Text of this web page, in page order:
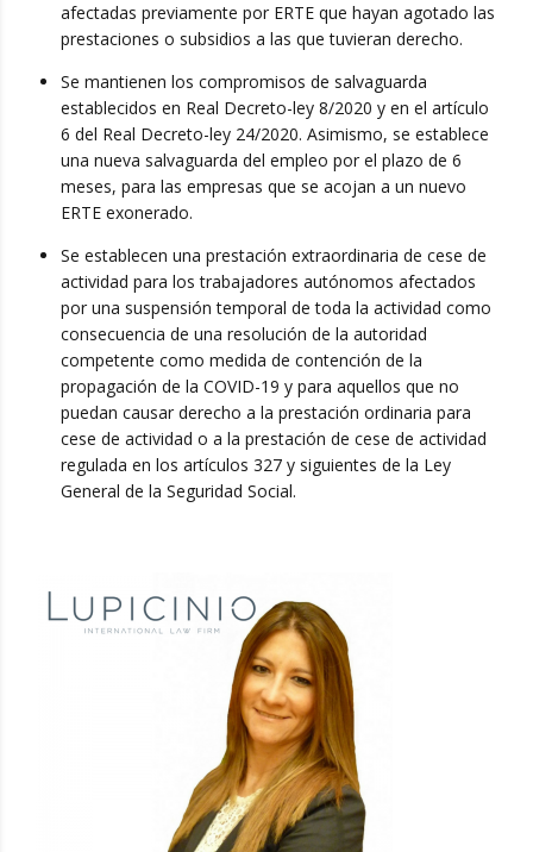
afectadas previamente por ERTE que hayan agotado las
prestaciones o subsidios a las que tuvieran derecho.
Se mantienen los compromisos de salvaguarda
establecidos en Real Decreto-ley 8/2020 y en el artículo
6 del Real Decreto-ley 24/2020. Asimismo, se establece
una nueva salvaguarda del empleo por el plazo de 6
meses, para las empresas que se acojan a un nuevo
ERTE exonerado.
Se establecen una prestación extraordinaria de cese de
actividad para los trabajadores autónomos afectados
por una suspensión temporal de toda la actividad como
consecuencia de una resolución de la autoridad
competente como medida de contención de la
propagación de la COVID-19 y para aquellos que no
puedan causar derecho a la prestación ordinaria para
cese de actividad o a la prestación de cese de actividad
regulada en los artículos 327 y siguientes de la Ley
General de la Seguridad Social.